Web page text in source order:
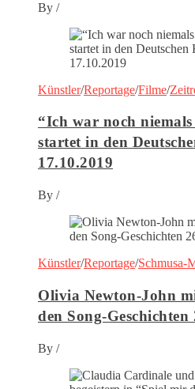
By /
Künstler/Reportage/Filme/
“Ich war noch
startet in den
17.10.2019
By /
Künstler/Reportage/Schmusa-
Olivia Newton-John
den Song-Geschichten
By /